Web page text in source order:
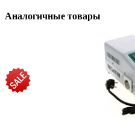
Аналогичные товары